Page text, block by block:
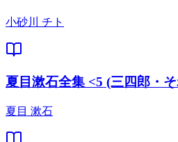
小砂川 チト
夏目漱石全集 <5 (三四郎・
夏目 漱石